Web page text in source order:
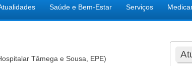
Saúde e Bem-Estar Serviços
Tâmega e Sousa, EPE)